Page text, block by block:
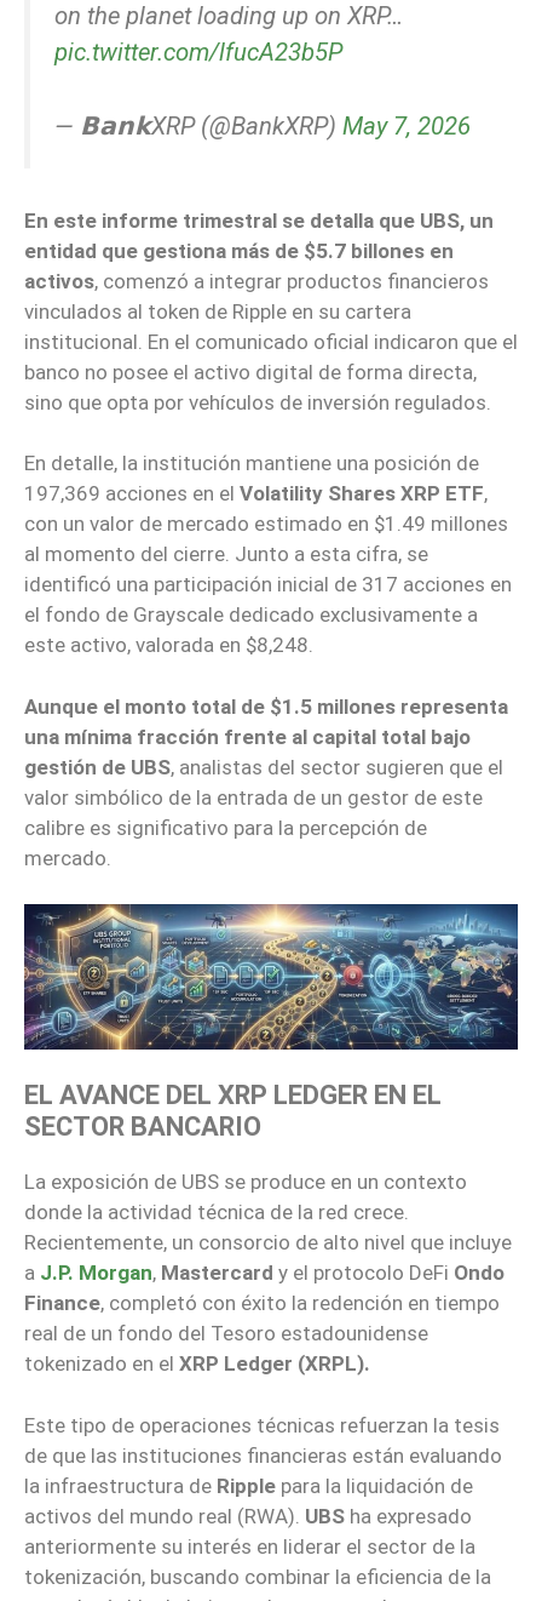
on the planet loading up on XRP…
pic.twitter.com/lfucA23b5P
— 𝗕𝗮𝗻𝗸XRP (@BankXRP) May 7, 2026
En este informe trimestral se detalla que UBS, un
entidad que gestiona más de $5.7 billones en
activos, comenzó a integrar productos financieros
vinculados al token de Ripple en su cartera
institucional. En el comunicado oficial indicaron que el
banco no posee el activo digital de forma directa,
sino que opta por vehículos de inversión regulados.
En detalle, la institución mantiene una posición de
197,369 acciones en el Volatility Shares XRP ETF,
con un valor de mercado estimado en $1.49 millones
al momento del cierre. Junto a esta cifra, se
identificó una participación inicial de 317 acciones en
el fondo de Grayscale dedicado exclusivamente a
este activo, valorada en $8,248.
Aunque el monto total de $1.5 millones representa
una mínima fracción frente al capital total bajo
gestión de UBS, analistas del sector sugieren que el
valor simbólico de la entrada de un gestor de este
calibre es significativo para la percepción de
mercado.
EL AVANCE DEL XRP LEDGER EN EL
SECTOR BANCARIO
La exposición de UBS se produce en un contexto
donde la actividad técnica de la red crece.
Recientemente, un consorcio de alto nivel que incluye
a J.P. Morgan, Mastercard y el protocolo DeFi Ondo
Finance, completó con éxito la redención en tiempo
real de un fondo del Tesoro estadounidense
tokenizado en el XRP Ledger (XRPL).
Este tipo de operaciones técnicas refuerzan la tesis
de que las instituciones financieras están evaluando
la infraestructura de Ripple para la liquidación de
activos del mundo real (RWA). UBS ha expresado
anteriormente su interés en liderar el sector de la
tokenización, buscando combinar la eficiencia de la